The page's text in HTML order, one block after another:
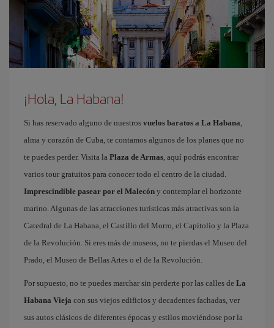
¡Hola, La Habana!
Si has reservado alguno de nuestros vuelos baratos a La Habana,
alma y corazón de Cuba, te contamos algunos de los planes que no
te puedes perder. Visita la Plaza de Armas, aquí podrás encontrar
varios tour gratuitos para conocer todo el centro de la ciudad.
Imprescindible pasear por el Malecón y contemplar el horizonte
marino. Algunas de las atracciones turísticas más atractivas son la
Catedral de La Habana, el Castillo del Morro, el Capitolio y la Plaza
de la Revolución. Si eres más de museos, no te pierdas el Museo del
Prado, el Museo de Bellas Artes o el de la Revolución.
Por supuesto, no te puedes marchar sin perderte por las calles de La
Habana Vieja con sus viejos edificios y decadentes fachadas, ver
sus autos clásicos de diferentes épocas y estilos moviéndose por la